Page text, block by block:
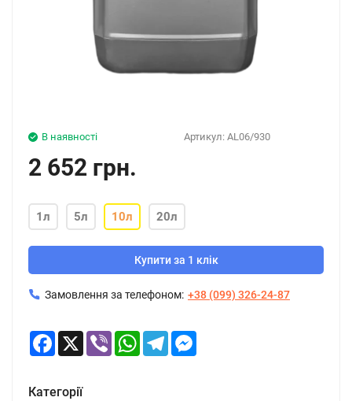
Артикул: AL06/930
В наявності
2 652 грн.
1л 5л 10л 20л
Купити за 1 клік
Замовлення за телефоном: +38 (099) 326-24-87
Facebook
X Viber WhatsApp
Telegram
Категорії